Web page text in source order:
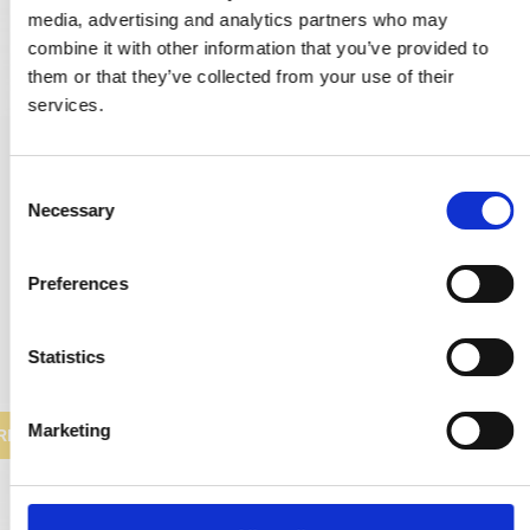
media, advertising and analytics partners who may
combine it with other information that you’ve provided to
them or that they’ve collected from your use of their
services.
e
l
Necessary
Preferences
Statistics
Marketing